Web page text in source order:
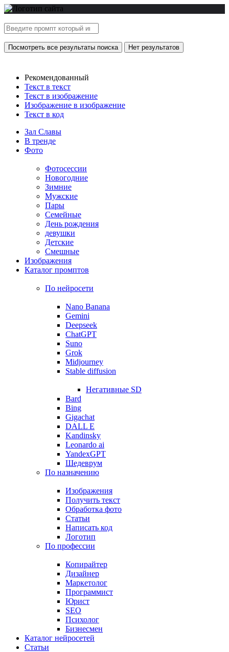
Посмотреть все результаты поиска Нет результатов
Рекомендованный
Текст в текст
Текст в изображение
Изображение в изображение
Текст в код
Зал Славы
В тренде
Фото
Фотосессии
Новогодние
Зимние
Мужские
Пары
Семейные
День рождения
девушки
Детские
Смешные
Изображения
Каталог промптов
По нейросети
Nano Banana
Gemini
Deepseek
ChatGPT
Suno
Grok
Midjourney
Stable diffusion
Негативные SD
Bard
Bing
Gigachat
DALL E
Kandinsky
Leonardo ai
YandexGPT
Шедеврум
По назначению
Изображения
Получить текст
Обработка фото
Статьи
Написать код
Логотип
По профессии
Копирайтер
Дизайнер
Маркетолог
Программист
Юрист
SEO
Психолог
Бизнесмен
Каталог нейросетей
Статьи